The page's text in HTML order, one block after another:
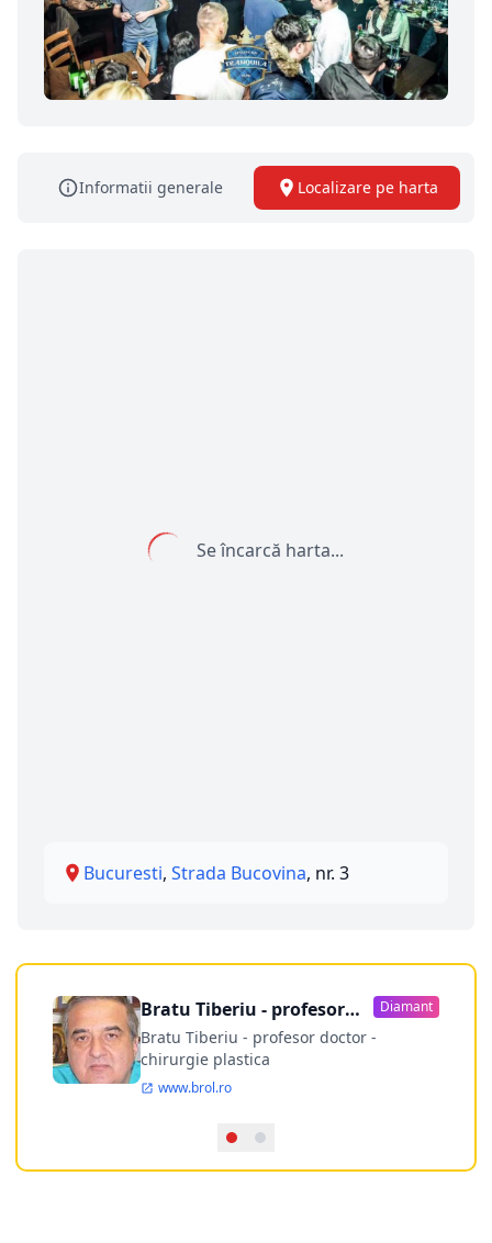
Informatii generale Localizare pe harta
Se încarcă harta...
Bucuresti, Strada Bucovina, nr. 3
Bratu Tiberiu - profesor
doctor
Diamant
Bratu Tiberiu - profesor doctor -
chirurgie plastica
www.brol.ro